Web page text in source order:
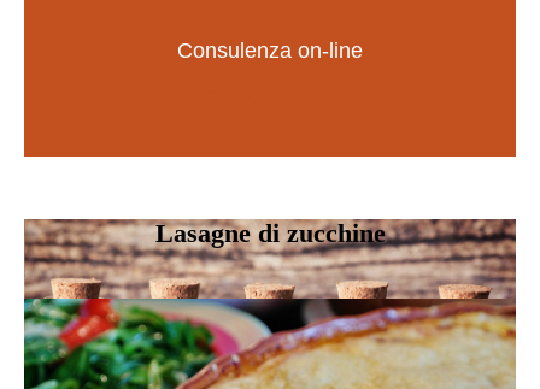
Consulenza on-line
Lasagne di zucchine